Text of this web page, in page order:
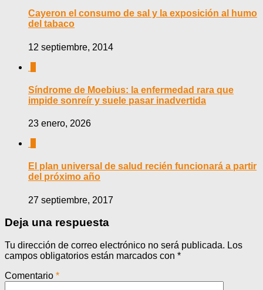
Cayeron el consumo de sal y la exposición al humo
del tabaco
12 septiembre, 2014
Síndrome de Moebius: la enfermedad rara que
impide sonreír y suele pasar inadvertida
23 enero, 2026
El plan universal de salud recién funcionará a partir
del próximo año
27 septiembre, 2017
Deja una respuesta
Tu dirección de correo electrónico no será publicada. Los
campos obligatorios están marcados con *
Comentario *